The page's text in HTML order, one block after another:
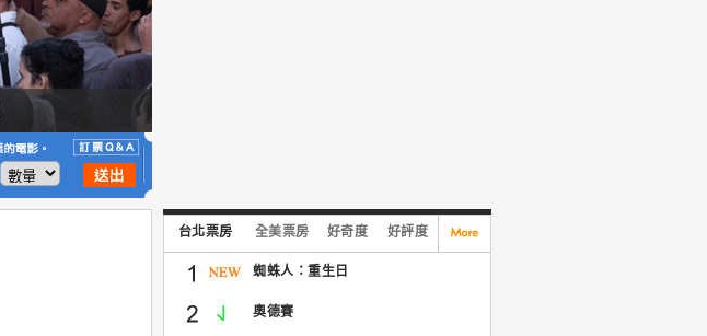
台北票房 全美票房 好奇度 好評度
蜘蛛人：重生日
奧德賽